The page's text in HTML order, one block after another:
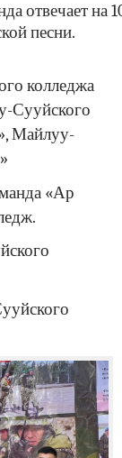
отвечаетна
песни.
колледжа
Сууйского
Майлуу-
«Ар